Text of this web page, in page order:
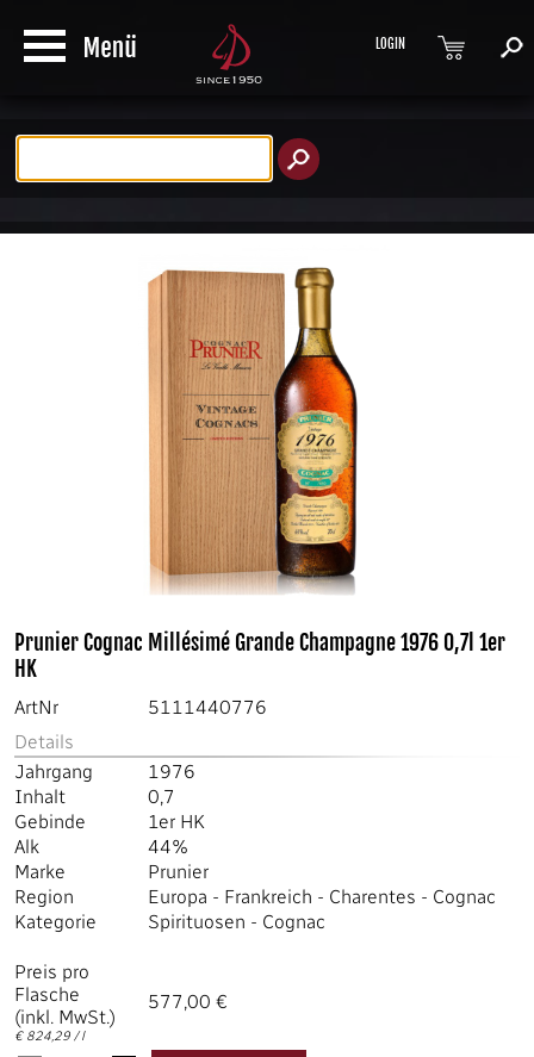
LOGIN
Prunier Cognac Millésimé Grande Champagne 1976 0,7l 1er
HK
ArtNr
5111440776
Details
Jahrgang
1976
Inhalt
0,7
Gebinde
1er HK
Alk
44%
Marke
Prunier
Region
Europa - Frankreich - Charentes - Cognac
Kategorie
Spirituosen - Cognac
Preis pro
Flasche
(inkl. MwSt.)
€ 824,29 / l
577,00 €